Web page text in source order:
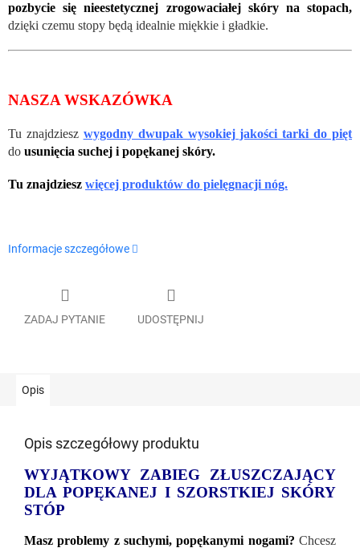
pozbycie się nieestetycznej zrogowaciałej skóry na stopach,
dzięki czemu stopy będą idealnie miękkie i gładkie.
NASZA WSKAZÓWKA
Tu znajdziesz wygodny dwupak wysokiej jakości tarki do pięt
do usunięcia suchej i popękanej skóry.
Tu znajdziesz więcej produktów do pielęgnacji nóg.
Informacje szczegółowe
ZADAJ PYTANIE UDOSTĘPNIJ
Opis
Opis szczegółowy produktu
WYJĄTKOWY ZABIEG ZŁUSZCZAJĄCY
DLA POPĘKANEJ I SZORSTKIEJ SKÓRY
STÓP
Masz problemy z suchymi, popękanymi nogami? Chcesz